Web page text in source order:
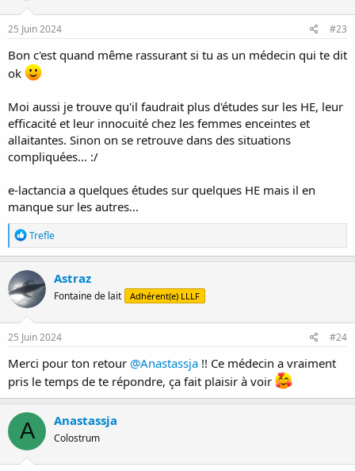
n
s
25 Juin 2024 #23
Bon c'est quand même rassurant si tu as un médecin qui te dit
ok
Moi aussi je trouve qu'il faudrait plus d'études sur les HE, leur
efficacité et leur innocuité chez les femmes enceintes et
allaitantes. Sinon on se retrouve dans des situations
compliquées... :/
e-lactancia a quelques études sur quelques HE mais il en
manque sur les autres...
R
é
a
c
t
i
o
n
s
Trefle
Astraz
Fontaine de lait Adhérent(e) LLLF
25 Juin 2024 #24
Merci pour ton retour @Anastassja !! Ce médecin a vraiment
pris le temps de te répondre, ça fait plaisir à voir
A Anastassja
Colostrum